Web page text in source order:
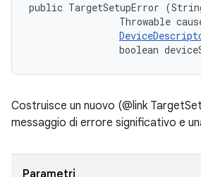
public TargetSetupError
Throwable
boolean
Costruisce un nuovo (@link
messaggio di errore significativo e
Parametri